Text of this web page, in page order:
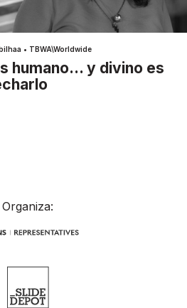
• TBWA\Worldwide
humano… y divino es
Organiza: